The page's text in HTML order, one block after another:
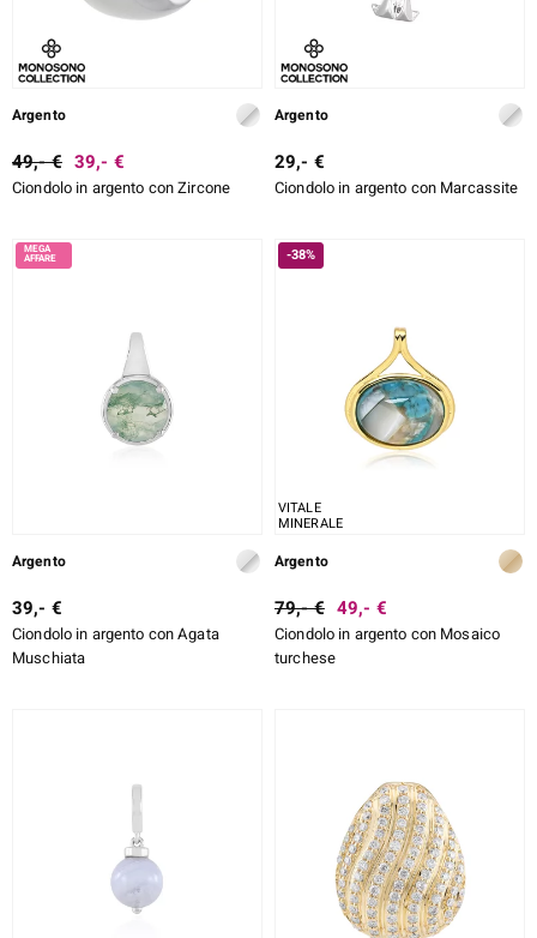
Argento
49,- € 39,- €
Ciondolo in argento con Zircone
Argento
29,- €
Ciondolo in argento con Marcassite
Argento
39,- €
Ciondolo in argento con Agata
Muschiata
-38%
VITALE
MINERALE
Argento
79,- € 49,- €
Ciondolo in argento con Mosaico
turchese